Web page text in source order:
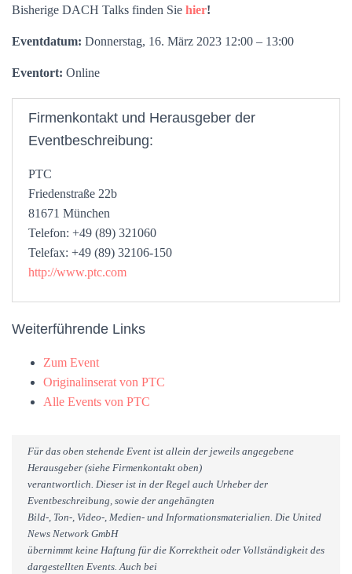
Bisherige DACH Talks finden Sie hier!
Eventdatum: Donnerstag, 16. März 2023 12:00 – 13:00
Eventort: Online
Firmenkontakt und Herausgeber der
Eventbeschreibung:
PTC
Friedenstraße 22b
81671 München
Telefon: +49 (89) 321060
Telefax: +49 (89) 32106-150
http://www.ptc.com
Weiterführende Links
Zum Event
Originalinserat von PTC
Alle Events von PTC
Für das oben stehende Event ist allein der jeweils angegebene
Herausgeber (siehe Firmenkontakt oben)
verantwortlich. Dieser ist in der Regel auch Urheber der
Eventbeschreibung, sowie der angehängten
Bild-, Ton-, Video-, Medien- und Informationsmaterialien. Die United
News Network GmbH
übernimmt keine Haftung für die Korrektheit oder Vollständigkeit des
dargestellten Events. Auch bei